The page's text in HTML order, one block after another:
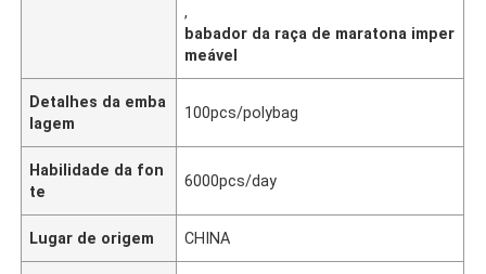
,
babador da raça de maratona imper
meável
Detalhes da emba
lagem
100pcs/polybag
Habilidade da fon
te
6000pcs/day
Lugar de origem CHINA